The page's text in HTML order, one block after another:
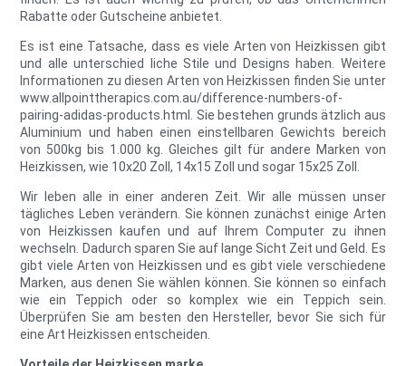
Rabatte oder Gutscheine anbietet.
Es ist eine Tatsache, dass es viele Arten von Heizkissen gibt
und alle unterschied liche Stile und Designs haben. Weitere
Informationen zu diesen Arten von Heizkissen finden Sie unter
www.allpointtherapics.com.au/difference-numbers-of-
pairing-adidas-products.html. Sie bestehen grunds ätzlich aus
Aluminium und haben einen einstellbaren Gewichts bereich
von 500kg bis 1.000 kg. Gleiches gilt für andere Marken von
Heizkissen, wie 10x20 Zoll, 14x15 Zoll und sogar 15x25 Zoll.
Wir leben alle in einer anderen Zeit. Wir alle müssen unser
tägliches Leben verändern. Sie können zunächst einige Arten
von Heizkissen kaufen und auf Ihrem Computer zu ihnen
wechseln. Dadurch sparen Sie auf lange Sicht Zeit und Geld. Es
gibt viele Arten von Heizkissen und es gibt viele verschiedene
Marken, aus denen Sie wählen können. Sie können so einfach
wie ein Teppich oder so komplex wie ein Teppich sein.
Überprüfen Sie am besten den Hersteller, bevor Sie sich für
eine Art Heizkissen entscheiden.